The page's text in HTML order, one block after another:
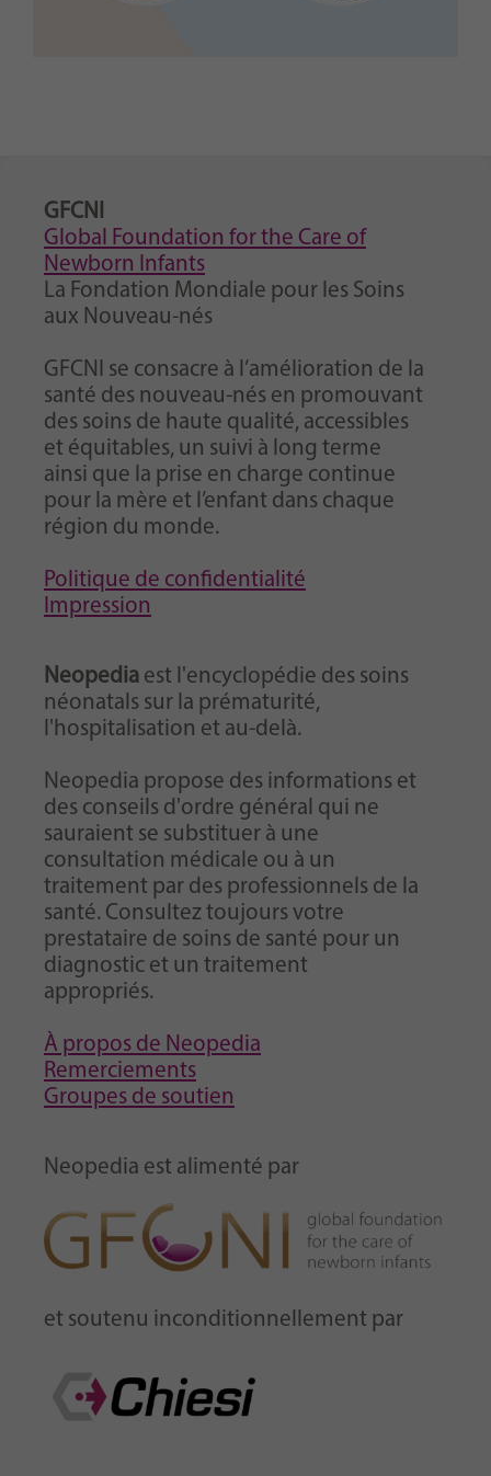
GFCNI
Global Foundation for the Care of
Newborn Infants
La Fondation Mondiale pour les Soins
aux Nouveau-nés
GFCNI se consacre à l’amélioration de la
santé des nouveau-nés en promouvant
des soins de haute qualité, accessibles
et équitables, un suivi à long terme
ainsi que la prise en charge continue
pour la mère et l’enfant dans chaque
région du monde.
Politique de confidentialité
Impression
Neopedia est l'encyclopédie des soins
néonatals sur la prématurité,
l'hospitalisation et au-delà.
Neopedia propose des informations et
des conseils d'ordre général qui ne
sauraient se substituer à une
consultation médicale ou à un
traitement par des professionnels de la
santé. Consultez toujours votre
prestataire de soins de santé pour un
diagnostic et un traitement
appropriés.
À propos de Neopedia
Remerciements
Groupes de soutien
Neopedia est alimenté par
et soutenu inconditionnellement par